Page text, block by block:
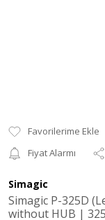
Fiyat Alarmı
Simagic
Simagic P-325D
without HUB |